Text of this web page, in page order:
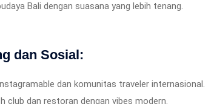
Bali dengan suasana yang lebih tenang.
dan Sosial:
dan komunitas traveler internasional.
club dan restoran dengan vibes modern.